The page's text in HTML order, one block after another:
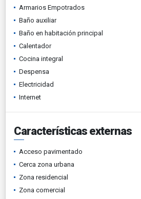
Armarios Empotrados
Baño auxiliar
Baño en habitación principal
Calentador
Cocina integral
Despensa
Electricidad
Internet
Características externas
Acceso pavimentado
Cerca zona urbana
Zona residencial
Zona comercial